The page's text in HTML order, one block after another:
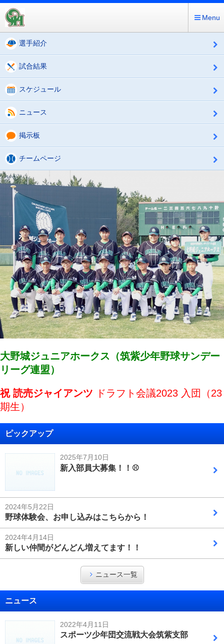
Menu
選手紹介
試合結果
スケジュール
ニュース
掲示板
チームページ
大野城ジュニアホークス（筑紫少年野球サンデー
リーグ連盟）
祝 読売ジャイアンツ ドラフト会議2023 入団（23
期生）
ピックアップ
2025年7月10日
新入部員大募集！！⚾
2024年5月22日
野球体験会、お申し込みはこちらから！
2024年4月14日
新しい仲間がどんどん増えてます！！
ニュース一覧
ニュース
2022年4月11日
スポーツ少年団交流戦大会筑紫支部